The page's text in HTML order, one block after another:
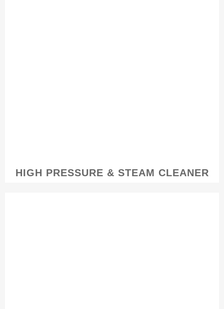
HIGH PRESSURE & STEAM CLEANER